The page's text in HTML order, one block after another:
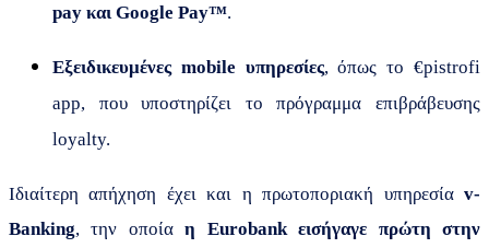
pay και Google Pay™.
Εξειδικευμένες mobile υπηρεσίες, όπως το €pistrofi
app, που υποστηρίζει το πρόγραμμα επιβράβευσης
loyalty.
Ιδιαίτερη απήχηση έχει και η πρωτοποριακή υπηρεσία v-
Banking, την οποίαη Eurobankεισήγαγε πρώτη στην